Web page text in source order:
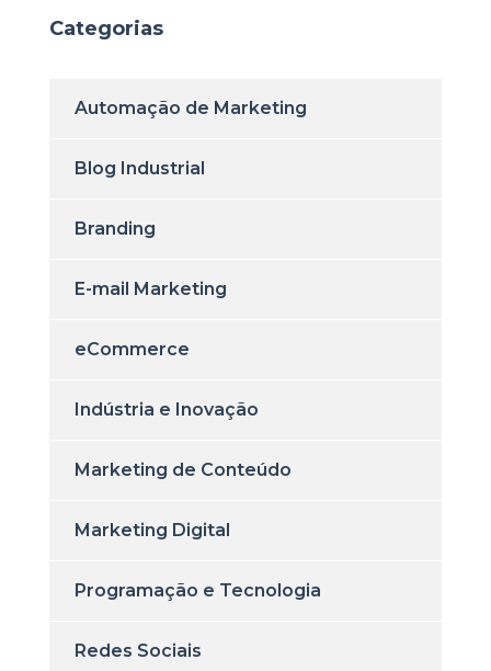
Categorias
Automação de Marketing
Blog Industrial
Branding
E-mail Marketing
eCommerce
Indústria e Inovação
Marketing de Conteúdo
Marketing Digital
Programação e Tecnologia
Redes Sociais